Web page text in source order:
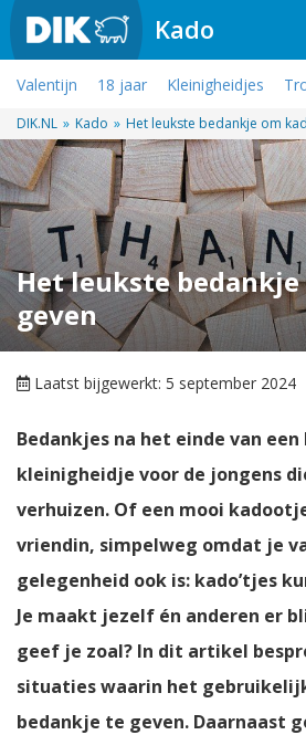
Kado
Valentijn 18 jaar Kleinigheidjes
DIK.NL » Kado » Het leukste bedankje om
Het leukste
geven
Laatst bijgewerkt: 5 september 2024
Bedankjes na het einde van
kleinigheidje voor de jongens
verhuizen. Of een mooi
vriendin, simpelweg omdat je
gelegenheid ook is: kado’tjes
Je maakt jezelf én anderen er
geef je zoal? In dit artikel
situaties waarin het
bedankje te geven. Daarnaast